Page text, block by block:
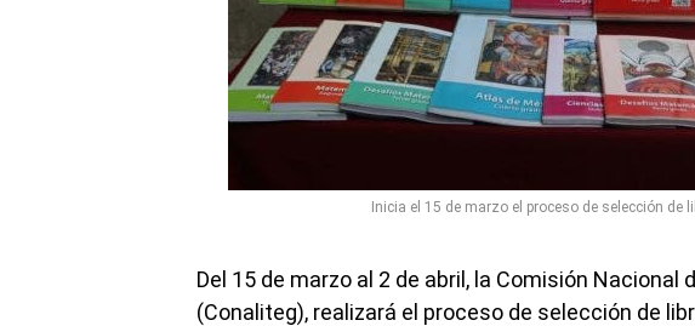
Inicia el 15 de marzo el proceso de selección de
Del 15 de marzo al 2 de abril, la Comisión Nacional
(Conaliteg), realizará el proceso de selección de